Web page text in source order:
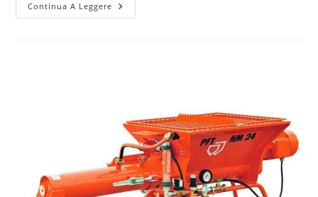
Continua A Leggere